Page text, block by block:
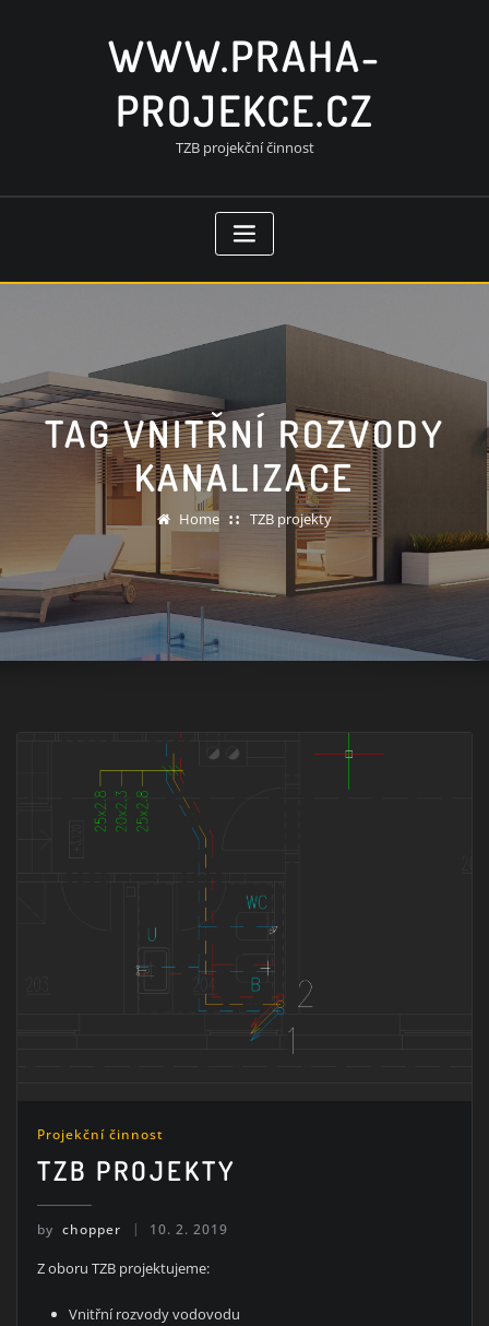
WWW.PRAHA-
PROJEKCE.CZ
TZB projekční činnost
TAG VNITŘNÍ ROZVODY
KANALIZACE
Home TZB projekty
Projekční činnost
TZB PROJEKTY
by chopper 10. 2. 2019
Z oboru TZB projektujeme:
Vnitřní rozvody vodovodu